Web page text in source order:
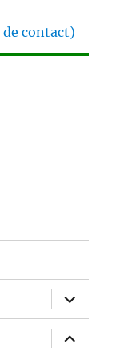
contact)
ouvrir
le
sous-
menu
ouvrir